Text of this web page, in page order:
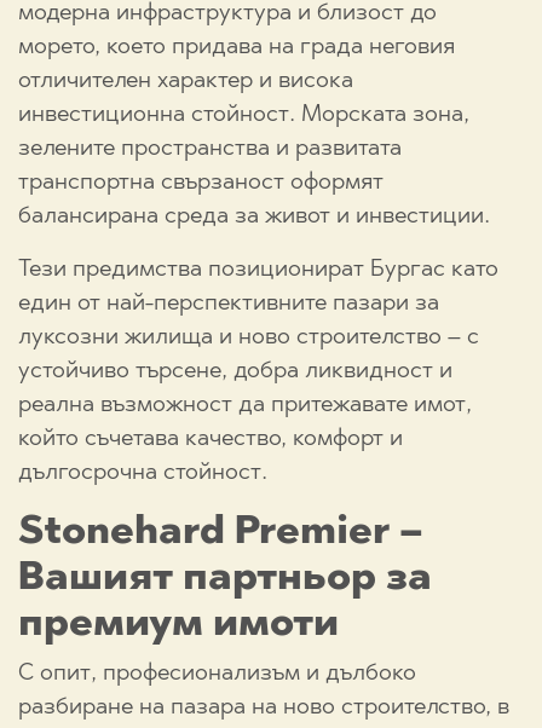
модерна инфраструктура и близост до
морето, което придава на града неговия
отличителен характер и висока
инвестиционна стойност. Морската зона,
зелените пространства и развитата
транспортна свързаност оформят
балансирана среда за живот и инвестиции.
Тези предимства позиционират Бургас като
един от най-перспективните пазари за
луксозни жилища и ново строителство – с
устойчиво търсене, добра ликвидност и
реална възможност да притежавате имот,
който съчетава качество, комфорт и
дългосрочна стойност.
Stonehard Premier –
Вашият партньор за
премиум имоти
С опит, професионализъм и дълбоко
разбиране на пазара на ново строителство, в